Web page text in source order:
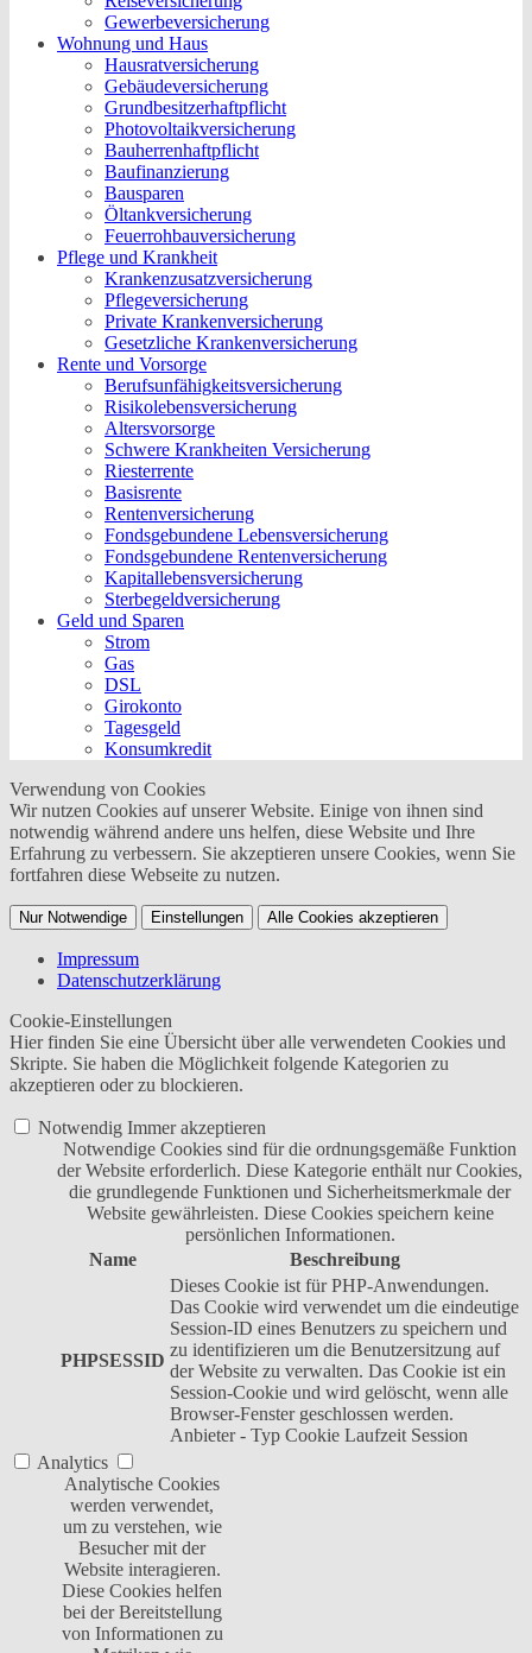
Gewerbeversicherung
Wohnung und Haus
Hausratversicherung
Gebäudeversicherung
Grundbesitzerhaftpflicht
Photovoltaikversicherung
Bauherrenhaftpflicht
Baufinanzierung
Bausparen
Öltankversicherung
Feuerrohbauversicherung
Pflege und Krankheit
Krankenzusatzversicherung
Pflegeversicherung
Private Krankenversicherung
Gesetzliche Krankenversicherung
Rente und Vorsorge
Berufs­unfähigkeitsversicherung
Risikolebensversicherung
Altersvorsorge
Schwere Krankheiten Versicherung
Riesterrente
Basisrente
Rentenversicherung
Fondsgebundene Lebensversicherung
Fondsgebundene Rentenversicherung
Kapitallebensversicherung
Sterbegeldversicherung
Geld und Sparen
Strom
Gas
DSL
Girokonto
Tagesgeld
Konsumkredit
Verwendung von Cookies
Wir nutzen Cookies auf unserer Website. Einige von ihnen sind
notwendig während andere uns helfen, diese Website und Ihre
Erfahrung zu verbessern. Sie akzeptieren unsere Cookies, wenn Sie
fortfahren diese Webseite zu nutzen.
Nur Notwendige Einstellungen Alle Cookies akzeptieren
Impressum
Datenschutzerklärung
Cookie-Einstellungen
Hier finden Sie eine Übersicht über alle verwendeten Cookies und
Skripte. Sie haben die Möglichkeit folgende Kategorien zu
akzeptieren oder zu blockieren.
Notwendig Immer akzeptieren
Notwendige Cookies sind für die ordnungsgemäße Funktion
der Website erforderlich. Diese Kategorie enthält nur Cookies,
die grundlegende Funktionen und Sicherheitsmerkmale der
Website gewährleisten. Diese Cookies speichern keine
persönlichen Informationen.
Name
Beschreibung
PHPSESSID
Dieses Cookie ist für PHP-Anwendungen.
Das Cookie wird verwendet um die eindeutige
Session-ID eines Benutzers zu speichern und
zu identifizieren um die Benutzersitzung auf
der Website zu verwalten. Das Cookie ist ein
Session-Cookie und wird gelöscht, wenn alle
Browser-Fenster geschlossen werden.
Anbieter - Typ Cookie Laufzeit Session
Analytics
Analytische Cookies
werden verwendet,
um zu verstehen, wie
Besucher mit der
Website interagieren.
Diese Cookies helfen
bei der Bereitstellung
von Informationen zu